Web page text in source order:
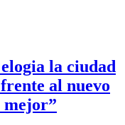
la ciudad
al nuevo
mejor”